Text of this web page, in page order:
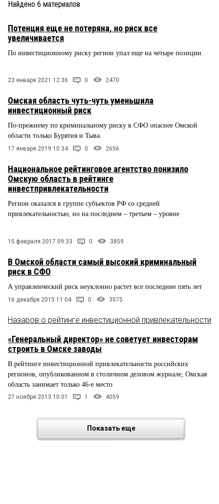
Найдено 6 материалов
Потенция еще не потеряна, но риск все
увеличивается
По инвестиционному риску регион упал еще на четыре позиции.
23 января 2021 12:36 0 2470
Омская область чуть-чуть уменьшила
инвестиционный риск
По-прежнему по криминальному риску в СФО опаснее Омской
области только Бурятия и Тыва.
17 января 2019 10:34 0 2656
Национальное рейтинговое агентство понизило
Омскую область в рейтинге
инвестпривлекательности
Регион оказался в группе субъектов РФ со средней
привлекательностью, но на последнем – третьем – уровне
15 февраля 2017 09:33 0 3859
В Омской области самый высокий криминальный
риск в СФО
А управленческий риск неуклонно растет все последние пять лет
16 декабря 2015 11:04 0 3575
Назаров о рейтинге инвестиционной привлекательности
«Генеральный директор» не советует инвесторам
строить в Омске заводы
В рейтинге инвестиционной привлекательности российских
регионов, опубликованном в столичном деловом журнале, Омская
область занимает только 46-е место
27 ноября 2013 10:01 1 4059
Показать еще